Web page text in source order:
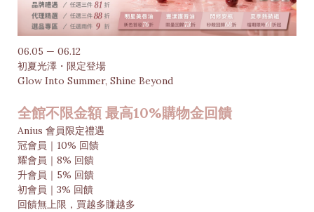
06.05 — 06.12
初夏光澤・限定登場
Glow Into Summer, Shine Beyond
全館不限金額 最高10%購物金回饋
Anius 會員限定禮遇
冠會員｜10% 回饋
耀會員｜8% 回饋
升會員｜5% 回饋
初會員｜3% 回饋
回饋無上限，買越多賺越多